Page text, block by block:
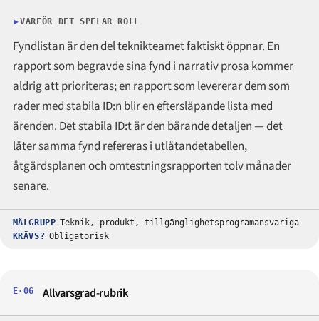
VARFÖR DET SPELAR ROLL
Fyndlistan är den del teknikteamet faktiskt öppnar. En
rapport som begravde sina fynd i narrativ prosa kommer
aldrig att prioriteras; en rapport som levererar dem som
rader med stabila ID:n blir en eftersläpande lista med
ärenden. Det stabila ID:t är den bärande detaljen — det
låter samma fynd refereras i utlåtandetabellen,
åtgärdsplanen och omtestningsrapporten tolv månader
senare.
MÅLGRUPP Teknik, produkt, tillgänglighetsprogramansvariga
KRÄVS? Obligatorisk
E·06 Allvarsgrad-rubrik